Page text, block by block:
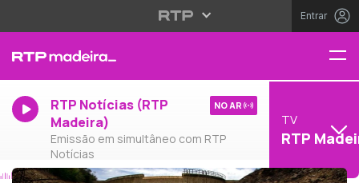
Entrar
RTP Notícias (RTP
Madeira)
Emissão em simultâneo com RTP
Notícias
NO AR
TV
RTP